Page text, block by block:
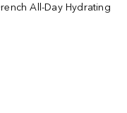
All-Day Hydrating